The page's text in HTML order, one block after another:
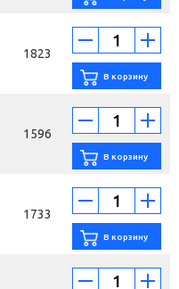
1823
1596
1733